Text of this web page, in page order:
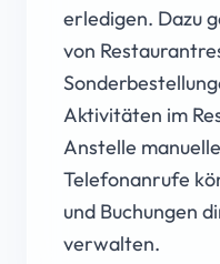
erledigen. Dazu
von
Aktivitäten im
Anstelle
Telefonanrufe
und Buchungen
verwalten.